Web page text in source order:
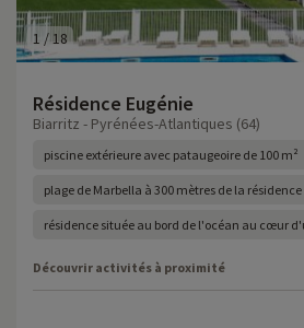
1 / 18
Résidence Eugénie
Biarritz - Pyrénées-Atlantiques (64)
piscine extérieure avec pataugeoire de 100 m²
plage de Marbella à 300 mètres de la résidence
résidence située au bord de l'océan au cœur
Découvrir activités à proximité